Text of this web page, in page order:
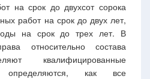
на срок до двухсот сорока
работ на срок до двух лет,
на срок до трех лет. В
относительно состава
квалифицированные
определяются, как все